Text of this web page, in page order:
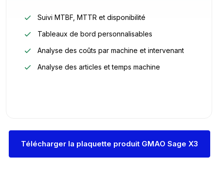
Suivi MTBF, MTTR et disponibilité
Tableaux de bord personnalisables
Analyse des coûts par machine et intervenant
Analyse des articles et temps machine
Télécharger la plaquette produit GMAO Sage X3